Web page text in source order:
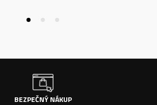
BEZPEČNÝ NÁKUP